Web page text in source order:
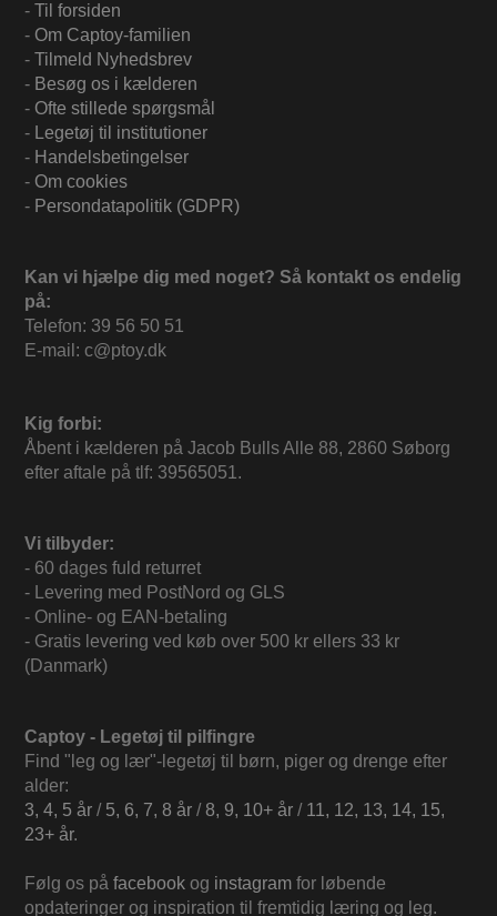
- Til forsiden
- Om Captoy-familien
- Tilmeld Nyhedsbrev
- Besøg os i kælderen
- Ofte stillede spørgsmål
- Legetøj til institutioner
- Handelsbetingelser
- Om cookies
- Persondatapolitik (GDPR)
Kan vi hjælpe dig med noget? Så kontakt os endelig
på:
Telefon: 39 56 50 51
E-mail: c@ptoy.dk
Kig forbi:
Åbent i kælderen på Jacob Bulls Alle 88, 2860 Søborg
efter aftale på tlf: 39565051.
Vi tilbyder:
- 60 dages fuld returret
- Levering med PostNord og GLS
- Online- og EAN-betaling
- Gratis levering ved køb over 500 kr ellers 33 kr
(Danmark)
Captoy - Legetøj til pilfingre
Find "leg og lær"-legetøj til børn, piger og drenge efter
alder:
3, 4, 5 år / 5, 6, 7, 8 år /8, 9, 10+ år / 11, 12, 13, 14, 15,
23+ år.
Følg os på facebook og instagram for løbende
opdateringer og inspiration til fremtidig læring og leg.